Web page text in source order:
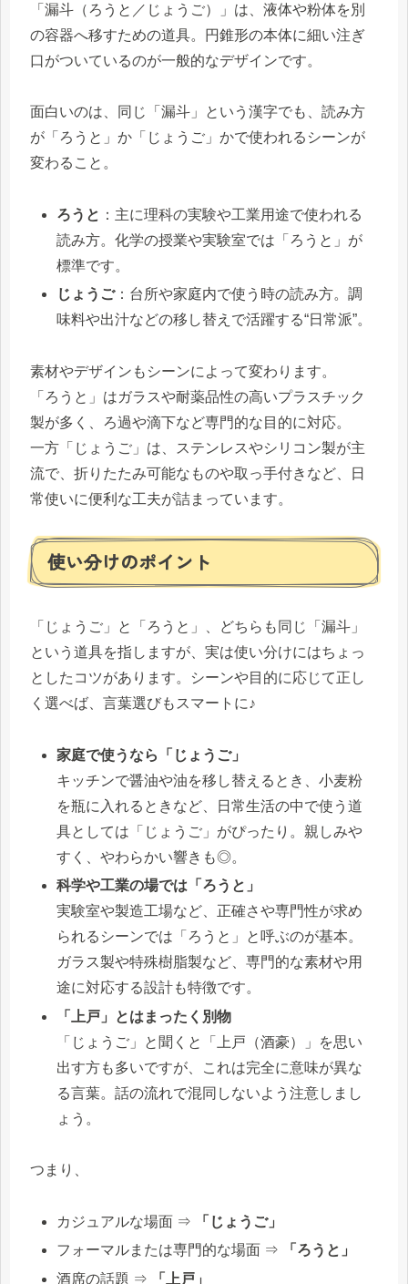
「漏斗（ろうと／じょうご）」は、液体や粉体を別
の容器へ移すための道具。円錐形の本体に細い注ぎ
口がついているのが一般的なデザインです。
面白いのは、同じ「漏斗」という漢字でも、読み方
が「ろうと」か「じょうご」かで使われるシーンが
変わること。
ろうと ：主に理科の実験や工業用途で使われる
読み方。化学の授業や実験室では「ろうと」が
標準です。
じょうご：台所や家庭内で使う時の読み方。調
味料や出汁などの移し替えで活躍する“日常派”。
素材やデザインもシーンによって変わります。
「ろうと」はガラスや耐薬品性の高いプラスチック
製が多く、ろ過や滴下など専門的な目的に対応。
一方「じょうご」は、ステンレスやシリコン製が主
流で、折りたたみ可能なものや取っ手付きなど、日
常使いに便利な工夫が詰まっています。
使い分けのポイント
「じょうご」と「ろうと」、どちらも同じ「漏斗」
という道具を指しますが、実は使い分けにはちょっ
としたコツがあります。シーンや目的に応じて正し
く選べば、言葉選びもスマートに♪
家庭で使うなら「じょうご」
キッチンで醤油や油を移し替えるとき、小麦粉
を瓶に入れるときなど、日常生活の中で使う道
具としては「じょうご」がぴったり。親しみや
すく、やわらかい響きも◎。
科学や工業の場では「ろうと」
実験室や製造工場など、正確さや専門性が求め
られるシーンでは「ろうと」と呼ぶのが基本。
ガラス製や特殊樹脂製など、専門的な素材や用
途に対応する設計も特徴です。
「上戸」とはまったく別物
「じょうご」と聞くと「上戸（酒豪）」を思い
出す方も多いですが、これは完全に意味が異な
る言葉。話の流れで混同しないよう注意しまし
ょう。
つまり、
カジュアルな場面 ⇒
「じょうご」
フォーマルまたは専門的な場面 ⇒
「ろうと」
酒席の話題 ⇒
「上戸」